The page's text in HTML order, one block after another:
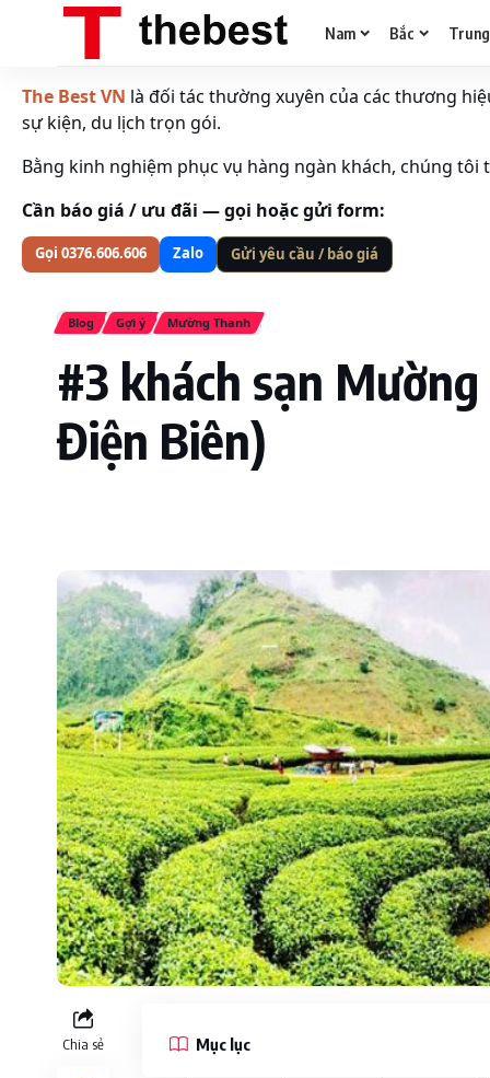
Nam Bắc Trung
The Best VN là đối tác thường xuyên của các thương
sự kiện, du lịch trọn gói.
Bằng kinh nghiệm phục vụ hàng ngàn khách, chúng
Cần báo giá / ưu đãi — gọi hoặc gửi form:
Gọi 0376.606.606 Zalo Gửi yêu cầu / báo giá
Blog Gợi ý Mường Thanh
#3 khách sạn
Điện Biên)
Chia sẻ Mục lục